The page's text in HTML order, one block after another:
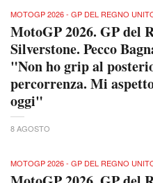
MOTOGP 2026 - GP DEL REGNO
MotoGP 2026. GP del
Silverstone. Pecco
"Non ho grip al
percorrenza. Mi
oggi"
8 AGOSTO
MOTOGP 2026 - GP DEL REGNO